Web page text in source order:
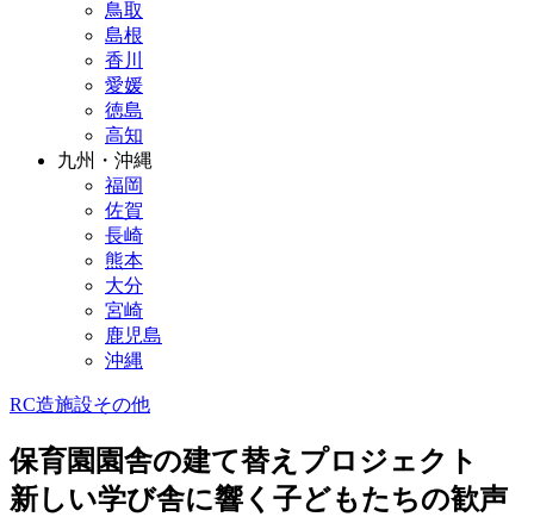
鳥取
島根
香川
愛媛
徳島
高知
九州・沖縄
福岡
佐賀
長崎
熊本
大分
宮崎
鹿児島
沖縄
RC造施設その他
保育園園舎の建て替えプロジェクト
新しい学び舎に響く子どもたちの歓声